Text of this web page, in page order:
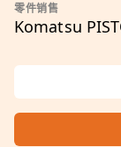
零件销售
Komatsu